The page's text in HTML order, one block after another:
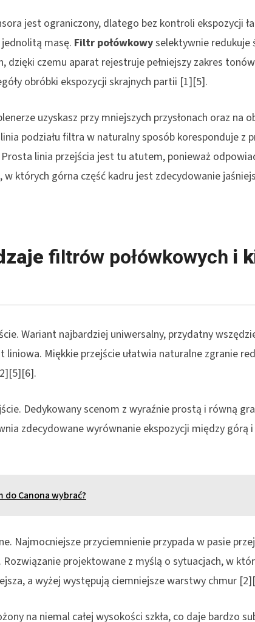
jest ograniczony, dlatego bez kontroli ekspozycji
masę. Filtr połówkowyselektywnie redukuje
dzięki czemu aparat rejestruje pełniejszy zakres
obróbki ekspozycji skrajnych partii [1][5].
uzyskasz przy mniejszych przysłonach oraz na
podziału filtra w naturalny sposób koresponduje z
linia przejścia jest tu atutem, ponieważ
w których górna część kadru jest zdecydowanie
filtrów połówkowych i
Wariant najbardziej uniwersalny, przydatny
liniowa. Miękkie przejście ułatwia naturalne zgranie
Dedykowany scenom z wyraźnie prostą i równą
zdecydowane wyrównanie ekspozycji między górą
Canona wybrać?
Najmocniejsze przyciemnienie przypada w pasie
projektowane z myślą o sytuacjach, w
a wyżej występują ciemniejsze warstwy chmur
na niemal całej wysokości szkła, co daje bardzo